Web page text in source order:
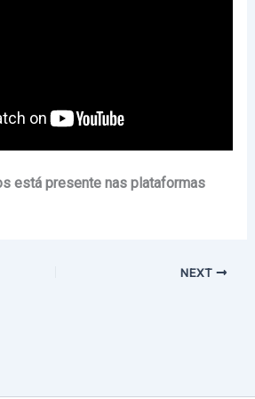
está presente nas plataformas
NEXT